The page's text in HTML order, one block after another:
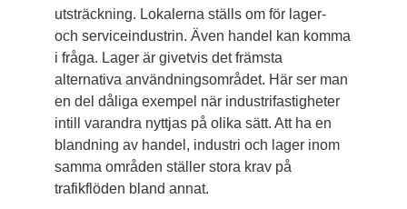
utsträckning. Lokalerna ställs om för lager-
och serviceindustrin. Även handel kan komma
i fråga. Lager är givetvis det främsta
alternativa användningsområdet. Här ser man
en del dåliga exempel när industrifastigheter
intill varandra nyttjas på olika sätt. Att ha en
blandning av handel, industri och lager inom
samma områden ställer stora krav på
trafikflöden bland annat.